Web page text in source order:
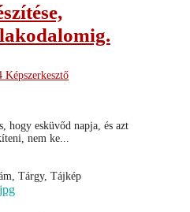
Képszerkesztő
hogy esküvőd napja, és azt
nem ke...
Tárgy, Tájkép